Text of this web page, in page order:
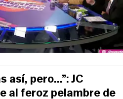
así, pero...”: JC
al feroz pelambre de